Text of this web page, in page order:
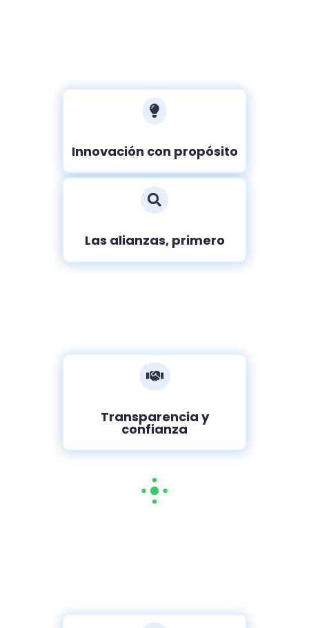

Innovación con propósito

Las alianzas, primero

Transparencia y
confianza